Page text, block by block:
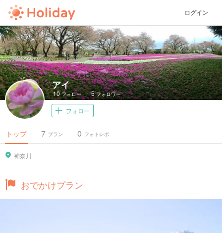
ログイン
アイ
10フォロー 5フォロワー
フォロー
トップ プラン
7 フォトレポ
0
神奈川
おでかけプラン